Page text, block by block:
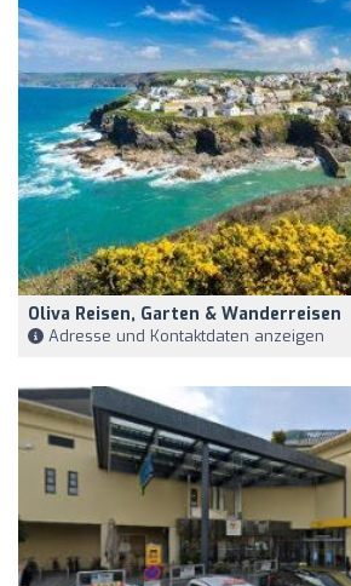
Oliva Reisen, Garten & Wanderreisen
Adresse und Kontaktdaten anzeigen